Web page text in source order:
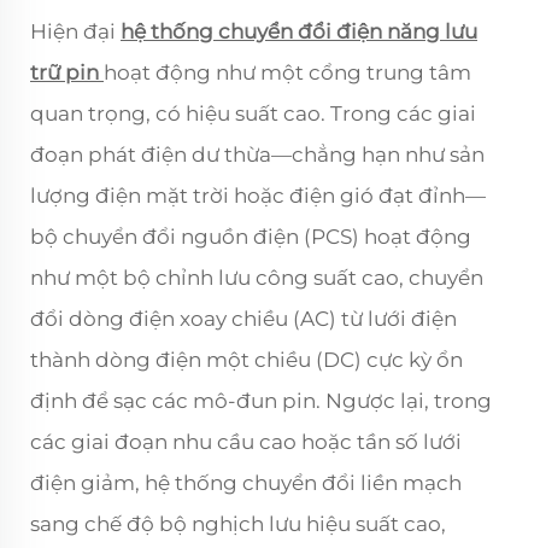
Hiện đại hệ thống chuyển đổi điện năng lưu
trữ pin hoạt động như một cổng trung tâm
quan trọng, có hiệu suất cao. Trong các giai
đoạn phát điện dư thừa—chẳng hạn như sản
lượng điện mặt trời hoặc điện gió đạt đỉnh—
bộ chuyển đổi nguồn điện (PCS) hoạt động
như một bộ chỉnh lưu công suất cao, chuyển
đổi dòng điện xoay chiều (AC) từ lưới điện
thành dòng điện một chiều (DC) cực kỳ ổn
định để sạc các mô-đun pin. Ngược lại, trong
các giai đoạn nhu cầu cao hoặc tần số lưới
điện giảm, hệ thống chuyển đổi liền mạch
sang chế độ bộ nghịch lưu hiệu suất cao,